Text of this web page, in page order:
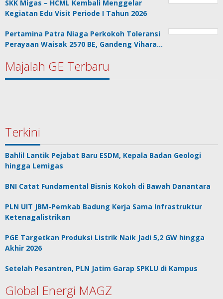
SKK Migas – HCML Kembali Menggelar
Kegiatan Edu Visit Periode I Tahun 2026
Pertamina Patra Niaga Perkokoh Toleransi
Perayaan Waisak 2570 BE, Gandeng Vihara…
Majalah GE Terbaru
Terkini
Bahlil Lantik Pejabat Baru ESDM, Kepala Badan Geologi
hingga Lemigas
BNI Catat Fundamental Bisnis Kokoh di Bawah Danantara
PLN UIT JBM-Pemkab Badung Kerja Sama Infrastruktur
Ketenagalistrikan
PGE Targetkan Produksi Listrik Naik Jadi 5,2 GW hingga
Akhir 2026
Setelah Pesantren, PLN Jatim Garap SPKLU di Kampus
Global Energi MAGZ